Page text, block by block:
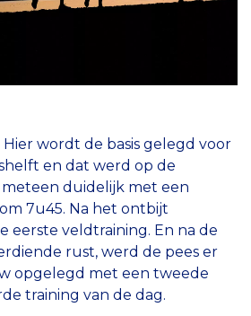
Hier wordt de basis gelegd voor
en dat werd op de
duidelijk met een
7u45. Na het ontbijt
eerste veldtraining. En na de
rust, werd de pees er
opgelegd met een tweede
training van de dag.